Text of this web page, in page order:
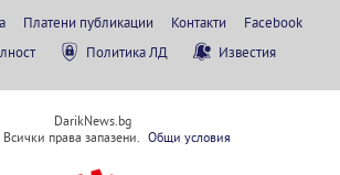
Платени публикации Контакти
Facebook
Политика ЛД Известия
DarikNews.bg
права запазени.
Общи условия